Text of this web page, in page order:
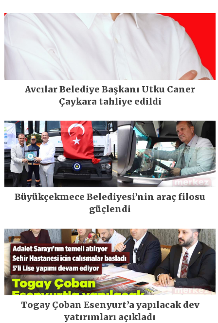
Avcılar Belediye Başkanı Utku Caner
Çaykara tahliye edildi
Büyükçekmece Belediyesi’nin araç filosu
güçlendi
Togay Çoban Esenyurt’a yapılacak dev
yatırımları açıkladı